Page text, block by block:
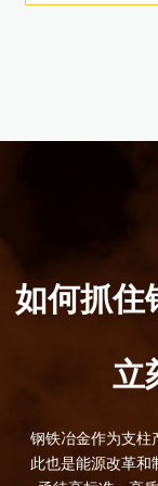
产品详情
产品详情
产品详情
产品详情
如何抓住
立
钢铁冶金作为支柱
此也是能源改革和